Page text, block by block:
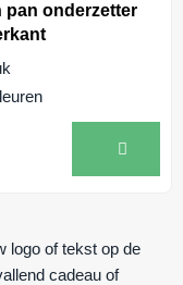
pan onderzetter
logo of tekst op de
cadeau of